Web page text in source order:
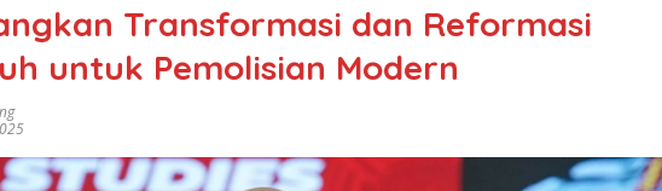
Transformasi dan Reformasi
untuk Pemolisian Modern